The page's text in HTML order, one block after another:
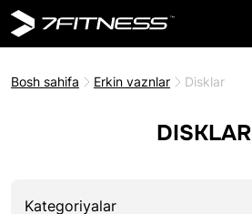
Bosh sahifa Erkin vaznlar Disklar
DISKLAR
Kategoriyalar